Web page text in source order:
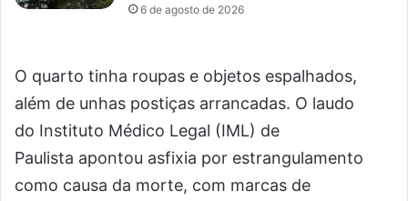
6 de agosto de 2026
O quarto tinha roupas e objetos espalhados,
além de unhas postiças arrancadas. O laudo
do Instituto Médico Legal (IML) de
Paulista apontou asfixia por estrangulamento
como causa da morte, com marcas de